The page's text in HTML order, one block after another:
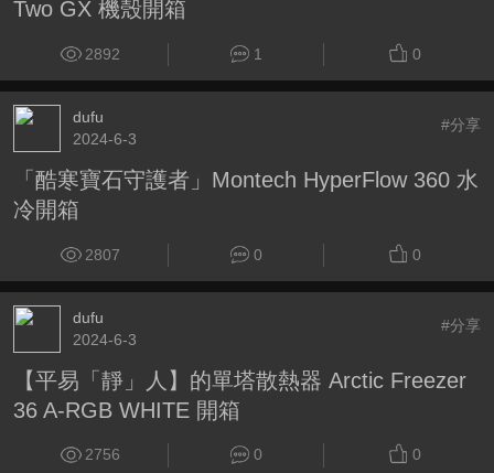
Two GX 機殼開箱
2892 1 0
dufu
2024-6-3
#分享
「酷寒寶石守護者」Montech HyperFlow 360 水
冷開箱
2807 0 0
dufu
2024-6-3
#分享
【平易「靜」人】的單塔散熱器 Arctic Freezer
36 A-RGB WHITE 開箱
2756 0 0